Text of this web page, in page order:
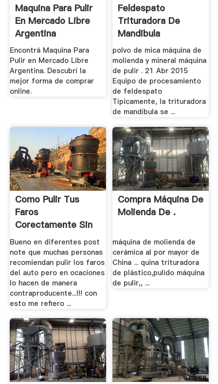
Maquina Para Pulir
En Mercado Libre
Argentina
Encontrá Maquina Para
Pulir en Mercado Libre
Argentina. Descubrí la
mejor forma de comprar
online.
Feldespato
Trituradora De
Mandibula
polvo de mica máquina de
molienda y mineral máquina
de pulir . 21 Abr 2015
Equipo de procesamiento
de feldespato
Típicamente, la trituradora
de mandíbula se ...
Como Pulir Tus
Faros
Corectamente Sin
Dañarlos - .
Bueno en diferentes post
note que muchas personas
recomiendan pulir los faros
del auto pero en ocaciones
lo hacen de manera
contraproducente...!!! con
esto me refiero ...
Compra Máquina De
Molienda De .
máquina de molienda de
cerámica al por mayor de
China ... quina trituradora
de plástico,pulido máquina
de pulir,, ...